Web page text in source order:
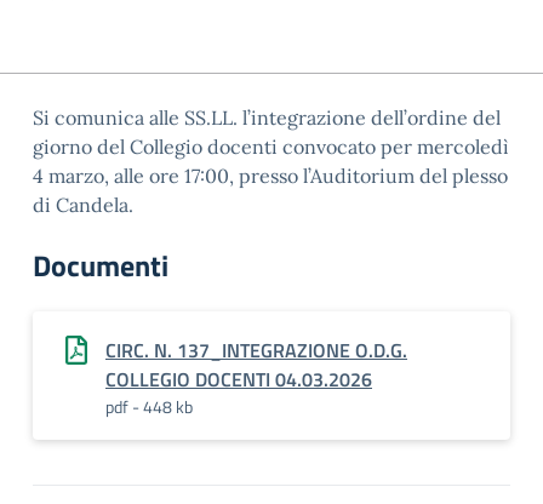
Si comunica alle SS.LL. l’integrazione dell’ordine del
giorno del Collegio docenti convocato per mercoledì
4 marzo, alle ore 17:00, presso l’Auditorium del plesso
di Candela.
Documenti
CIRC. N. 137_INTEGRAZIONE O.D.G.
COLLEGIO DOCENTI 04.03.2026
pdf - 448 kb